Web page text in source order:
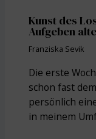
Kunst des
Aufgeben
Franziska Sevik
Die erste
schon fast
persönlich
in meinem